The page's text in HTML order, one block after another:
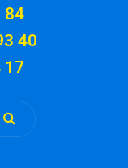
84
40
17